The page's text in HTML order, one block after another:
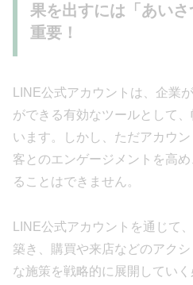
果を出すには「あい
重要！
LINE公式アカウントは、企業
ができる有効なツールとして
います。しかし、ただアカウ
客とのエンゲージメントを高
ることはできません。
LINE公式アカウントを通じて
築き、購買や来店などのアク
な施策を戦略的に展開してい